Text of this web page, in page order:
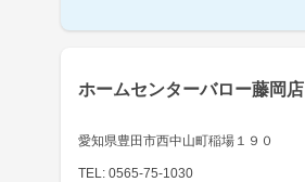
ホームセンターバロー藤岡店
愛知県豊田市西中山町稲場１９０
TEL: 0565-75-1030